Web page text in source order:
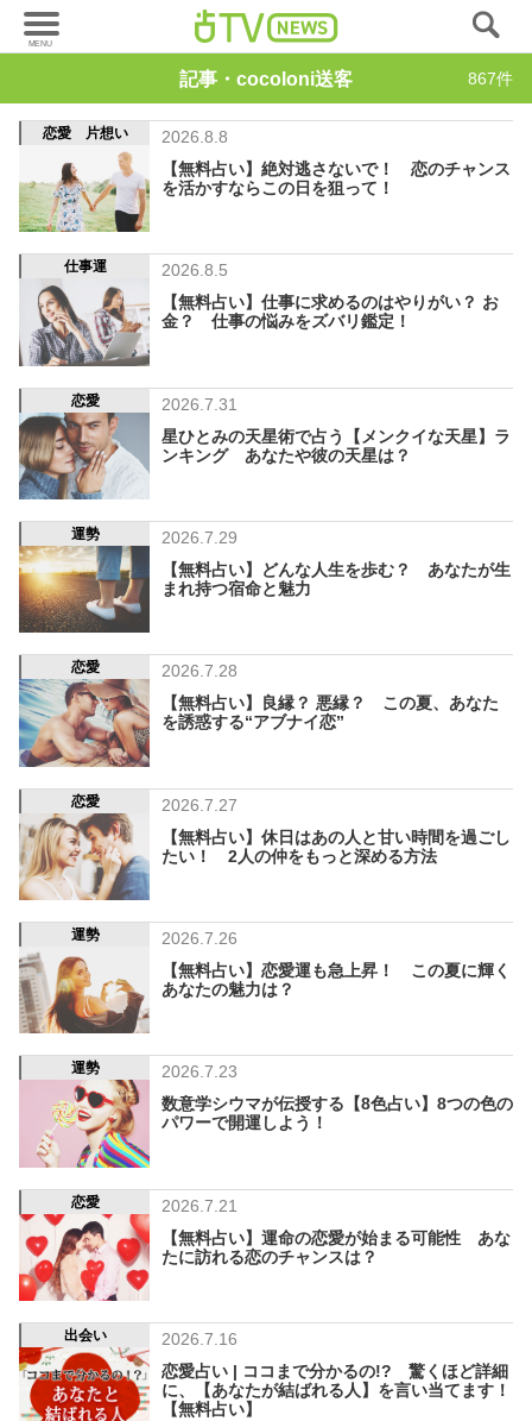
記事・cocoloni送客 867件
恋愛 片想い
2026.8.8
【無料占い】絶対逃さないで！ 恋のチャンス
を活かすならこの日を狙って！
仕事運
2026.8.5
【無料占い】仕事に求めるのはやりがい？ お
金？ 仕事の悩みをズバリ鑑定！
恋愛
2026.7.31
星ひとみの天星術で占う【メンクイな天星】ラ
ンキング あなたや彼の天星は？
運勢
2026.7.29
【無料占い】どんな人生を歩む？ あなたが生
まれ持つ宿命と魅力
恋愛
2026.7.28
【無料占い】良縁？ 悪縁？ この夏、あなた
を誘惑する“アブナイ恋”
恋愛
2026.7.27
【無料占い】休日はあの人と甘い時間を過ごし
たい！ 2人の仲をもっと深める方法
運勢
2026.7.26
【無料占い】恋愛運も急上昇！ この夏に輝く
あなたの魅力は？
運勢
2026.7.23
数意学シウマが伝授する【8色占い】8つの色の
パワーで開運しよう！
恋愛
2026.7.21
【無料占い】運命の恋愛が始まる可能性 あな
たに訪れる恋のチャンスは？
出会い
2026.7.16
恋愛占い | ココまで分かるの!? 驚くほど詳細
に、【あなたが結ばれる人】を言い当てます！
【無料占い】